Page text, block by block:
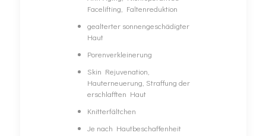
Facelifting, Faltenreduktion
gealterter sonnengeschädigter
Haut
Porenverkleinerung
Skin Rejuvenation,
Hauterneuerung, Straffung der
erschlafften Haut
Knitterfältchen
Je nach Hautbeschaffenheit